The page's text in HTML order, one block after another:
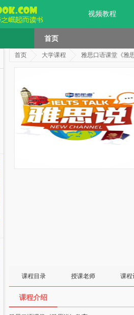
视频教程
首页
首页 大学课程 雅思口语课堂《雅
课程目录 授课老师 课程
课程介绍